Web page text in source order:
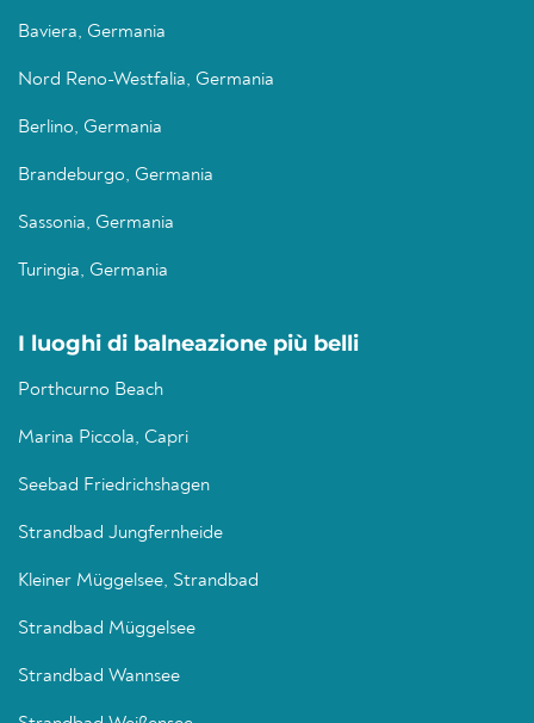
Baviera, Germania
Nord Reno-Westfalia, Germania
Berlino, Germania
Brandeburgo, Germania
Sassonia, Germania
Turingia, Germania
I luoghi di balneazione più belli
Porthcurno Beach
Marina Piccola, Capri
Seebad Friedrichshagen
Strandbad Jungfernheide
Kleiner Müggelsee, Strandbad
Strandbad Müggelsee
Strandbad Wannsee